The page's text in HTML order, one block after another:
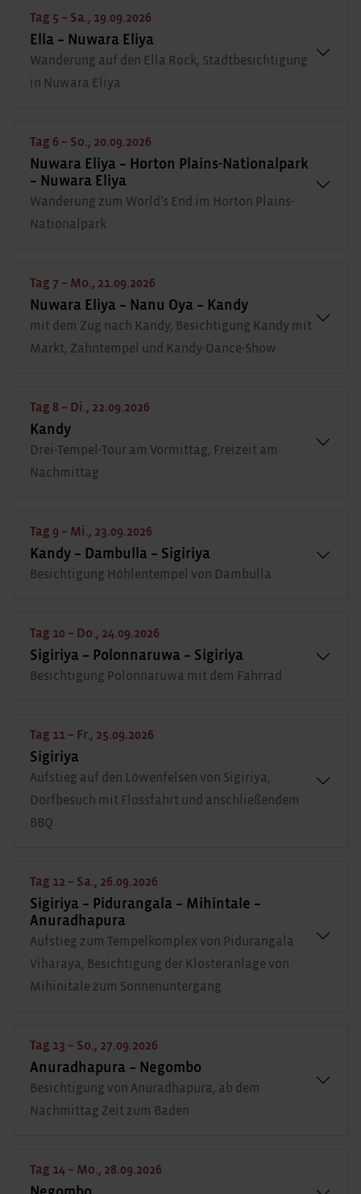
Tag 5 – Sa., 19.09.2026
Ella – Nuwara Eliya
Wanderung auf den Ella Rock, Stadtbesichtigung
in Nuwara Eliya
Tag 6 – So., 20.09.2026
Nuwara Eliya – Horton Plains-Nationalpark
– Nuwara Eliya
Wanderung zum World’s End im Horton Plains-
Nationalpark
Tag 7 – Mo., 21.09.2026
Nuwara Eliya – Nanu Oya – Kandy
mit dem Zug nach Kandy, Besichtigung Kandy mit
Markt, Zahntempel und Kandy-Dance-Show
Tag 8 – Di., 22.09.2026
Kandy
Drei-Tempel-Tour am Vormittag, Freizeit am
Nachmittag
Tag 9 – Mi., 23.09.2026
Kandy – Dambulla – Sigiriya
Besichtigung Höhlentempel von Dambulla
Tag 10 – Do., 24.09.2026
Sigiriya – Polonnaruwa – Sigiriya
Besichtigung Polonnaruwa mit dem Fahrrad
Tag 11 – Fr., 25.09.2026
Sigiriya
Aufstieg auf den Löwenfelsen von Sigiriya,
Dorfbesuch mit Flossfahrt und anschließendem
BBQ
Tag 12 – Sa., 26.09.2026
Sigiriya – Pidurangala – Mihintale –
Anuradhapura
Aufstieg zum Tempelkomplex von Pidurangala
Viharaya, Besichtigung der Klosteranlage von
Mihinitale zum Sonnenuntergang
Tag 13 – So., 27.09.2026
Anuradhapura – Negombo
Besichtigung von Anuradhapura, ab dem
Nachmittag Zeit zum Baden
Tag 14 – Mo., 28.09.2026